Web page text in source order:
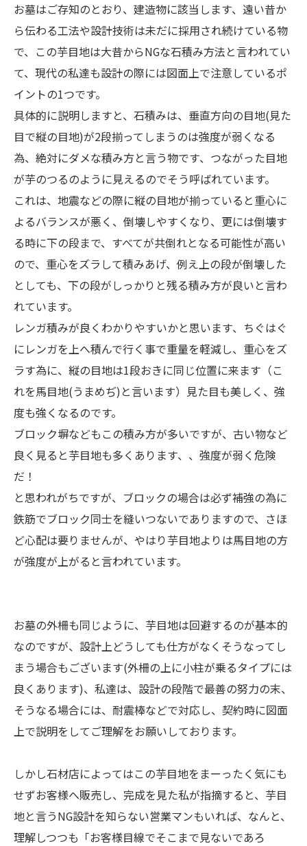
お墓はご存知のとおり、建造物に該当します、遠い昔か
ら伝わる工法や設計技術は未だに採用され続けている物
で、この芋目地は大昔からNGな石積み方法と言われてい
て、現代の私達も設計の際には図面上で注意しているポ
イントの1つです。
具体的に説明しますと、石積みは、垂直方向の目地(見た
目で縦の目地)が2段揃ってしまうのは強度が弱くなる
為、絶対にダメな積み方と言う物です、つながった目地
が芋のつるのように見えるのでそう呼ばれています。
これは、地震などの際に縦の目地が揃っていると重心に
よるバランスが悪く、倒壊しやすくなり、更には倒壊す
る時に下の段まで、すべてが共倒れとなる可能性が高い
ので、重心をズラして積みあげ、例え上の段が倒壊した
としても、下の段がしっかりと残る積み方が良いと言わ
れています。
レンガ積みが良くわかりやすいかと思います、ちぐはぐ
にレンガを上へ積んで行く事で重量を軽減し、重心をズ
ラす為に、縦の目地は1段おきに同じ位置に来ます（こ
れを馬目地(うまめぢ)と言います）見た目も美しく、強
度も強くなるのです。
ブロック塀などもこの積み方が多いですが、古い物など
良く見ると芋目地も多くあります、、強度が弱く危険
だ！
と思われがちですが、ブロックの場合は必ず補強の為に
鉄筋でブロック同士を縫いつないでありますので、さほ
ど心配は要りませんが、やはり芋目地よりは馬目地の方
が強度が上がると言われています。
お墓の外柵も同じように、芋目地は回避するのが基本的
なのですが、設計上どうしても仕方がなくそうなってし
まう場合もございます(外柵の上に小柱が乗るタイプには
良くあります)、私達は、設計の段階で最善の努力の末、
そうなる場合には、耐震棒などで対応し、契約時に図面
上で説明をしてご理解をお願いしております。
しかし石材店によってはこの芋目地をまーったく気にも
せずお客様へ販売し、完成を見た私が指摘すると、芋目
地と言うNG設計を知らない営業マンもいれば、なんと、
理解しつつも「お客様目線でそこまで見ないであろ